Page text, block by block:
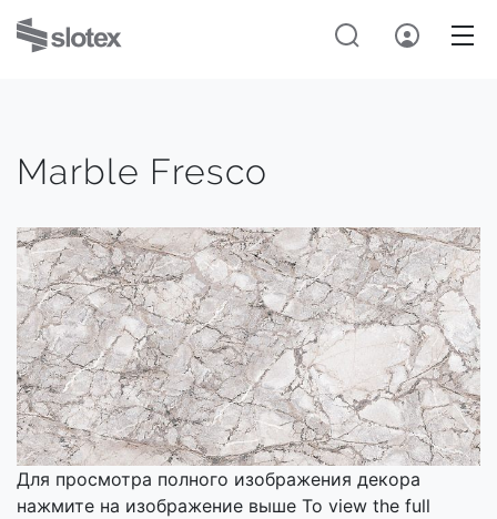
Marble Fresco
Для просмотра полного изображения декора
нажмите на изображение выше To view the full